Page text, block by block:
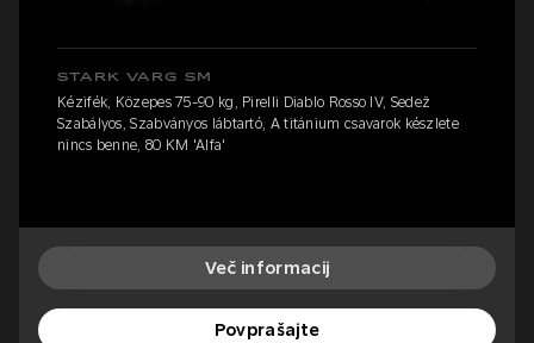
STARK VARG SM
Kézifék, Közepes 75-90 kg, Pirelli Diablo Rosso IV, Sedež
Szabályos, Szabványos lábtartó, A titánium csavarok készlete
nincs benne, 80 KM 'Alfa'
Več informacij
Povprašajte